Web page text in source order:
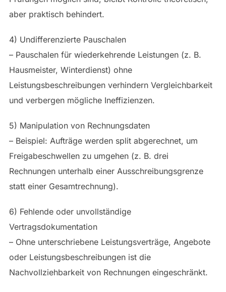
aber praktisch behindert.
4) Undifferenzierte Pauschalen
– Pauschalen für wiederkehrende Leistungen (z. B.
Hausmeister, Winterdienst) ohne
Leistungsbeschreibungen verhindern Vergleichbarkeit
und verbergen mögliche Ineffizienzen.
5) Manipulation von Rechnungsdaten
– Beispiel: Aufträge werden split abgerechnet, um
Freigabeschwellen zu umgehen (z. B. drei
Rechnungen unterhalb einer Ausschreibungsgrenze
statt einer Gesamtrechnung).
6) Fehlende oder unvollständige
Vertragsdokumentation
– Ohne unterschriebene Leistungsverträge, Angebote
oder Leistungsbeschreibungen ist die
Nachvollziehbarkeit von Rechnungen eingeschränkt.